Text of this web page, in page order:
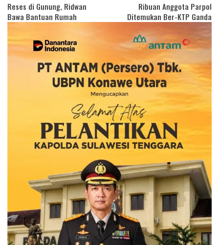
Reses di Gunung, Ridwan
Bawa Bantuan Rumah
Ribuan Anggota Parpol
Ditemukan Ber-KTP Ganda